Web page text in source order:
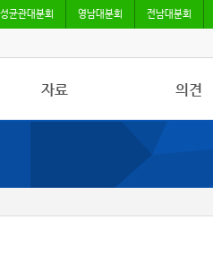
성균관대분회 영남대분회 전남대분회
자료 의견